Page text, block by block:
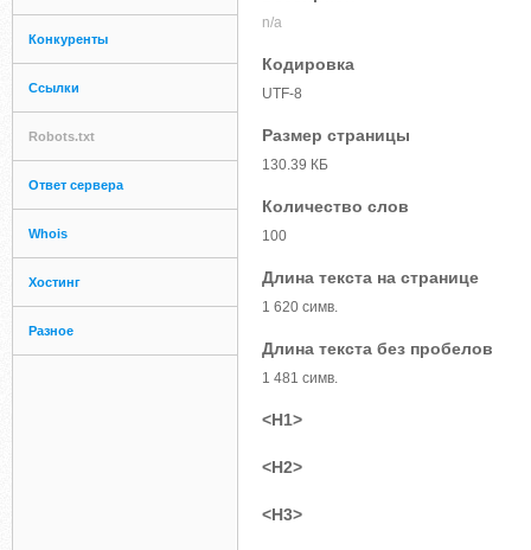
Конкуренты
Ссылки
Robots.txt
Ответ сервера
Whois
Хостинг
Разное
n/a
Кодировка
UTF-8
Размер страницы
130.39 КБ
Количество слов
100
Длина текста на странице
1 620 симв.
Длина текста без пробелов
1 481 симв.
<H1>
<H2>
<H3>